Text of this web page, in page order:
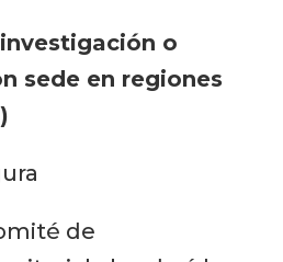
o
sede en regiones
de